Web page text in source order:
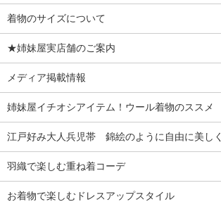
着物のサイズについて
★姉妹屋実店舗のご案内
メディア掲載情報
姉妹屋イチオシアイテム！ウール着物のススメ
江戸好み大人兵児帯 錦絵のように自由に美しく
羽織で楽しむ重ね着コーデ
お着物で楽しむドレスアップスタイル